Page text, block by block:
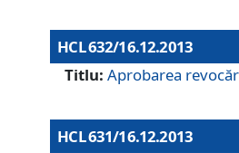
HCL 632/16.12.2013
Titlu: Aprobarea
HCL 631/16.12.2013